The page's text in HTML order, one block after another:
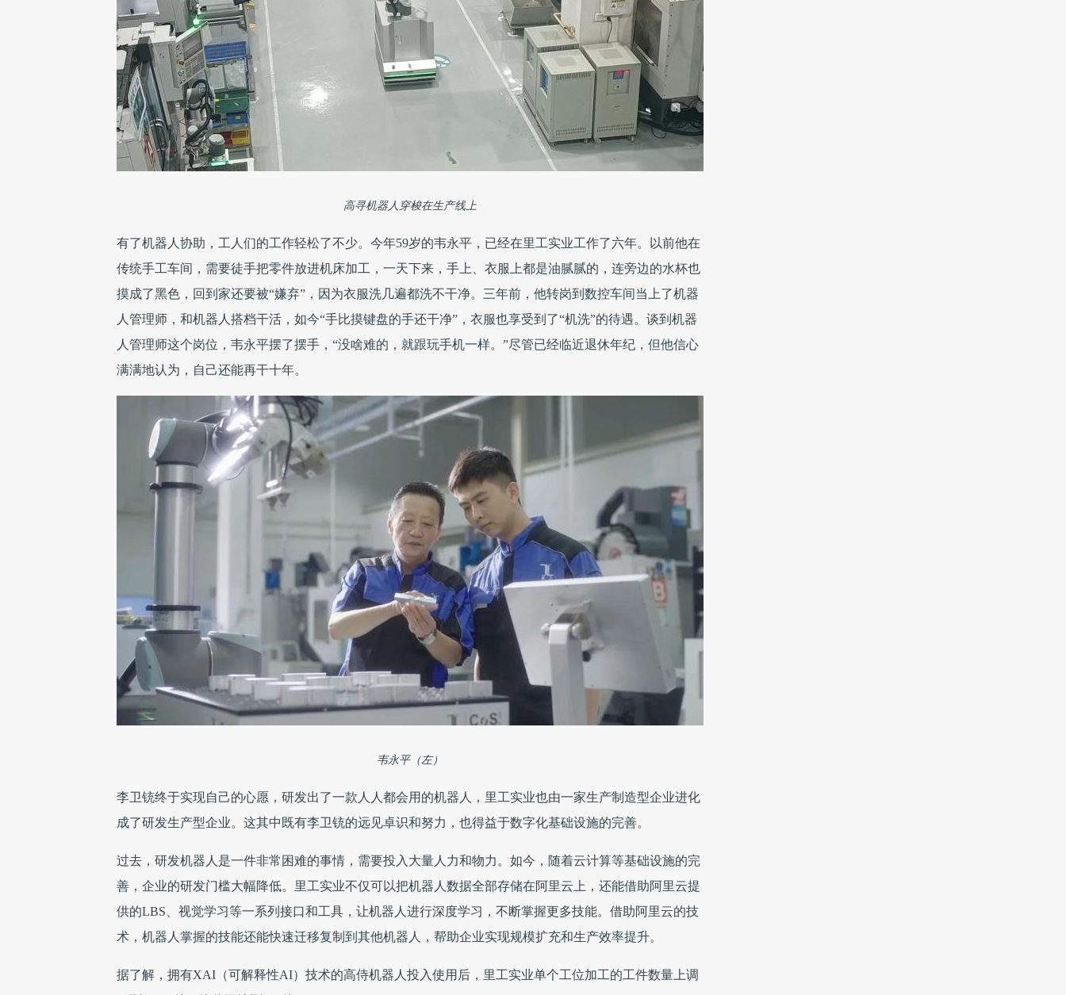
高寻机器人穿梭在生产线上
有了机器人协助，工人们的工作轻松了不少。今年59岁的韦永平，已经在里工实业工作了六年。以前他在
传统手工车间，需要徒手把零件放进机床加工，一天下来，手上、衣服上都是油腻腻的，连旁边的水杯也
摸成了黑色，回到家还要被“嫌弃”，因为衣服洗几遍都洗不干净。三年前，他转岗到数控车间当上了机器
人管理师，和机器人搭档干活，如今“手比摸键盘的手还干净”，衣服也享受到了“机洗”的待遇。谈到机器
人管理师这个岗位，韦永平摆了摆手，“没啥难的，就跟玩手机一样。”尽管已经临近退休年纪，但他信心
满满地认为，自己还能再干十年。
韦永平（左）
李卫铳终于实现自己的心愿，研发出了一款人人都会用的机器人，里工实业也由一家生产制造型企业进化
成了研发生产型企业。这其中既有李卫铳的远见卓识和努力，也得益于数字化基础设施的完善。
过去，研发机器人是一件非常困难的事情，需要投入大量人力和物力。如今，随着云计算等基础设施的完
善，企业的研发门槛大幅降低。里工实业不仅可以把机器人数据全部存储在阿里云上，还能借助阿里云提
供的LBS、视觉学习等一系列接口和工具，让机器人进行深度学习，不断掌握更多技能。借助阿里云的技
术，机器人掌握的技能还能快速迁移复制到其他机器人，帮助企业实现规模扩充和生产效率提升。
据了解，拥有XAI（可解释性AI）技术的高侍机器人投入使用后，里工实业单个工位加工的工件数量上调